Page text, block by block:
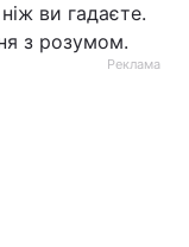
ви гадаєте.
з розумом.
Реклама